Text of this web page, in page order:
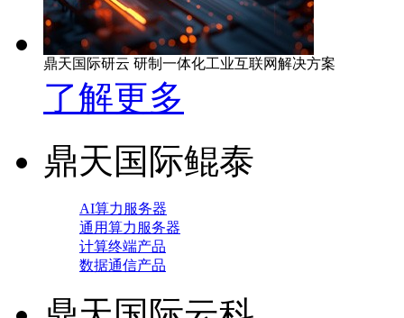
鼎天国际研云 研制一体化工业互联网解决方案
了解更多
鼎天国际鲲泰
AI算力服务器
通用算力服务器
计算终端产品
数据通信产品